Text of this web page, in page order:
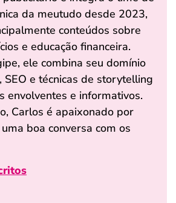
da meutudo desde 2023,
conteúdos sobre
e educação financeira.
ele combina seu domínio
e técnicas de storytelling
envolventes e informativos.
Carlos é apaixonado por
boa conversa com os